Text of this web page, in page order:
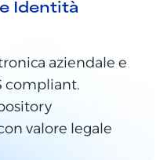
Identità
aziendale e
compliant.
valore legale